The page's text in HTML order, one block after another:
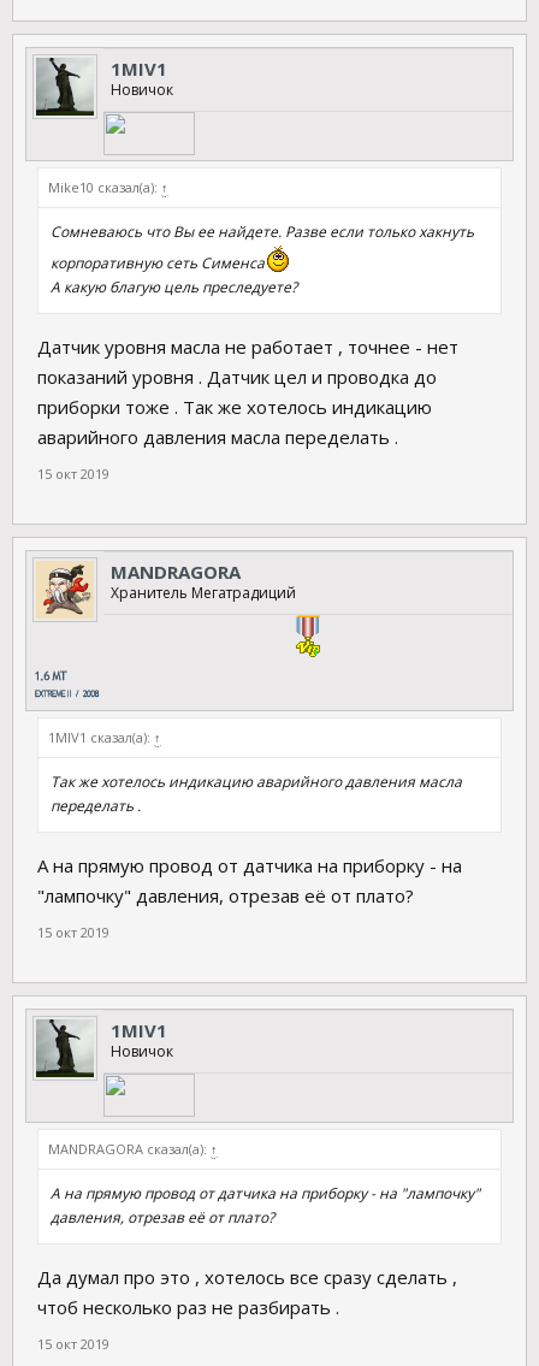
1MIV1
Новичок
Mike10 сказал(а): ↑
Сомневаюсь что Вы ее найдете. Разве если только хакнуть
корпоративную сеть Сименса
А какую благую цель преследуете?
Датчик уровня масла не работает , точнее - нет
показаний уровня . Датчик цел и проводка до
приборки тоже . Так же хотелось индикацию
аварийного давления масла переделать .
15 окт 2019
MANDRAGORA
Хранитель Мегатрадиций
1MIV1 сказал(а): ↑
Так же хотелось индикацию аварийного давления масла
переделать .
А на прямую провод от датчика на приборку - на
"лампочку" давления, отрезав её от плато?
15 окт 2019
1MIV1
Новичок
MANDRAGORA сказал(а): ↑
А на прямую провод от датчика на приборку - на "лампочку"
давления, отрезав её от плато?
Да думал про это , хотелось все сразу сделать ,
чтоб несколько раз не разбирать .
15 окт 2019